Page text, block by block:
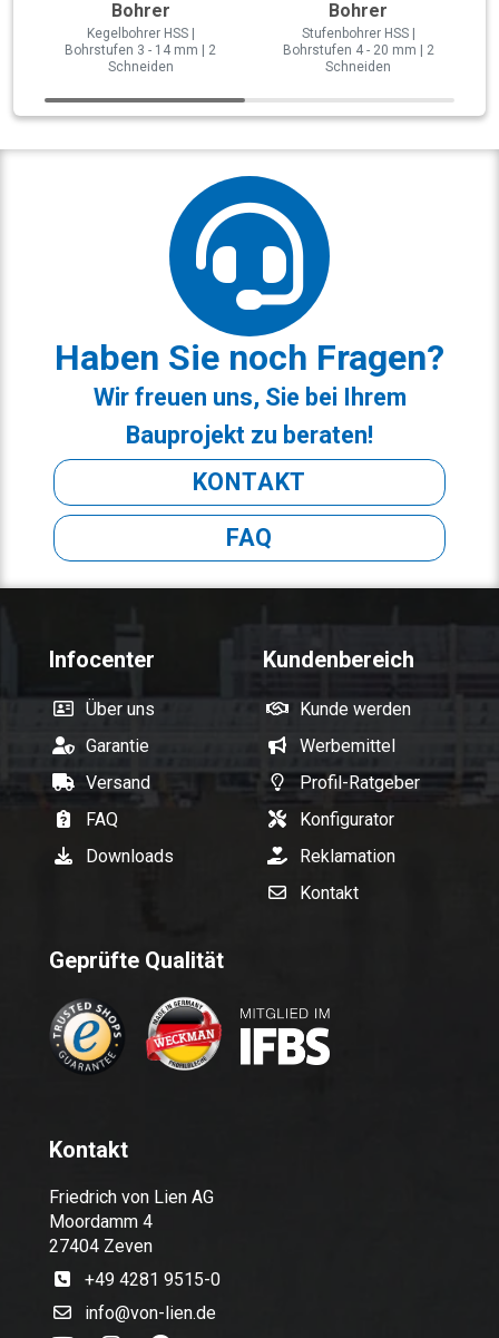
Bohrer
Kegelbohrer HSS |
Bohrstufen 3 - 14 mm | 2
Schneiden
Bohrer
Stufenbohrer HSS |
Bohrstufen 4 - 20 mm | 2
Schneiden
Haben Sie noch Fragen?
Wir freuen uns, Sie bei Ihrem
Bauprojekt zu beraten!
KONTAKT
FAQ
Infocenter
Über uns
Garantie
Versand
FAQ
Downloads
Kundenbereich
Kunde werden
Werbemittel
Profil-Ratgeber
Konfigurator
Reklamation
Kontakt
Geprüfte Qualität
Kontakt
Friedrich von Lien AG
Moordamm 4
27404 Zeven
+49 4281 9515-0
info@von-lien.de